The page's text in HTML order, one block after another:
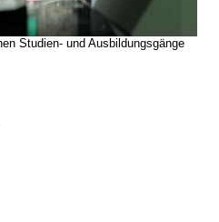
Studien- und Ausbildungsgänge